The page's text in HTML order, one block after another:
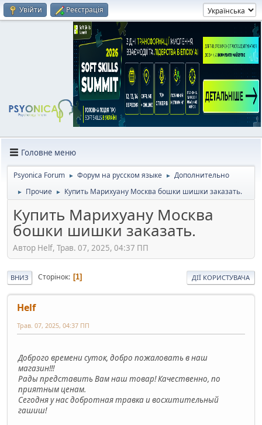
Увійти Реєстрація
Головне меню
Psyonica Forum ► Форум на русском языке ► Дополнительно
► Прочие ► Купить Марихуану Москва бошки шишки заказать.
Купить Марихуану Москва
бошки шишки заказать.
Автор Helf, Трав. 07, 2025, 04:37 ПП
ВНИЗ Сторінок 1 ДІЇ КОРИСТУВАЧА
Helf
Трав. 07, 2025, 04:37 ПП
Доброго времени суток, добро пожаловать в наш
магазин!!!
Рады представить Вам наш товар! Качественно, по
приятным ценам.
Сегодня у нас добротная травка и восхитительный
гашиш!